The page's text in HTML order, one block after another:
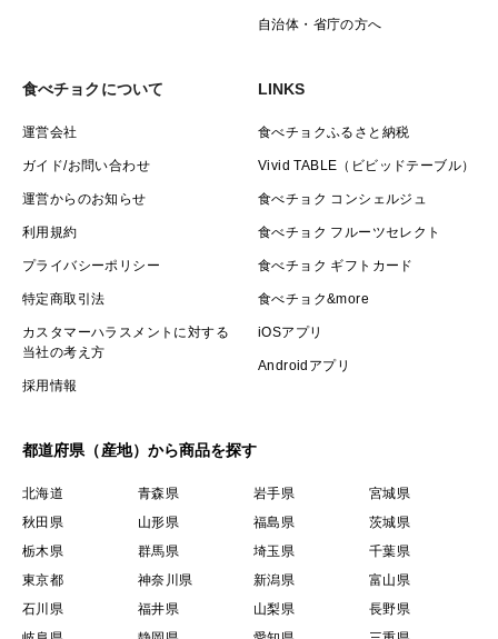
自治体・省庁の方へ
食べチョクについて
運営会社
ガイド/お問い合わせ
運営からのお知らせ
利用規約
プライバシーポリシー
特定商取引法
カスタマーハラスメントに対する
当社の考え方
採用情報
LINKS
食べチョクふるさと納税
Vivid TABLE（ビビッドテーブル）
食べチョク コンシェルジュ
食べチョク フルーツセレクト
食べチョク ギフトカード
食べチョク&more
iOSアプリ
Androidアプリ
都道府県（産地）から商品を探す
北海道 青森県 岩手県
宮城県
秋田県
山形県 福島県
茨城県
栃木県
群馬県 埼玉県
千葉県
東京都
神奈川県 新潟県
富山県
石川県
福井県 山梨県
長野県